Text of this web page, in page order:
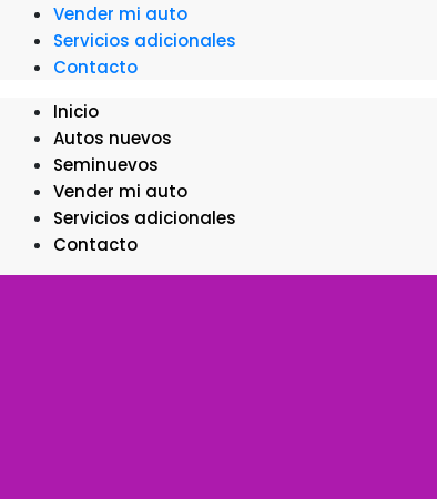
Vender mi auto
Servicios adicionales
Contacto
Inicio
Autos nuevos
Seminuevos
Vender mi auto
Servicios adicionales
Contacto